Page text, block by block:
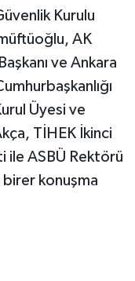
Kurulu
AK
ve Ankara
Üyesi ve
TİHEK İkinci
ile ASBÜ Rektörü
birer konuşma